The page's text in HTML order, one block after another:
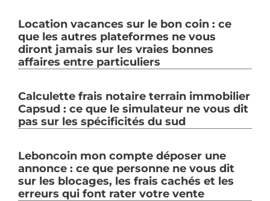
Location vacances sur le bon coin : ce
que les autres plateformes ne vous
diront jamais sur les vraies bonnes
affaires entre particuliers
Calculette frais notaire terrain immobilier
Capsud : ce que le simulateur ne vous dit
pas sur les spécificités du sud
Leboncoin mon compte déposer une
annonce : ce que personne ne vous dit
sur les blocages, les frais cachés et les
erreurs qui font rater votre vente